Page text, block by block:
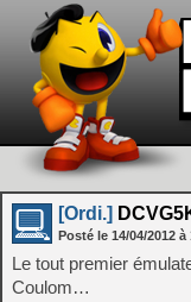
[Ordi.]
Posté le 14/04/2012 à
Le tout premier
Coulom…